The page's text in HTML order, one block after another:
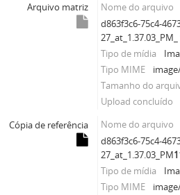
Arquivo matriz
Nome do arquivo
d863f3c6-75c4-
27_at_1.37.03_PM_
Tipo de mídia
Tipo MIME
Tamanho do
Upload concluído
Cópia de referência
Nome do arquivo
d863f3c6-75c4-
27_at_1.37.03_PM1
Tipo de mídia
Tipo MIME